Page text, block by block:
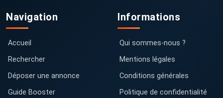
Navigation
Accueil
Rechercher
Déposer une annonce
Guide Booster
Informations
Qui sommes-nous ?
Mentions légales
Conditions générales
Politique de confidentialité